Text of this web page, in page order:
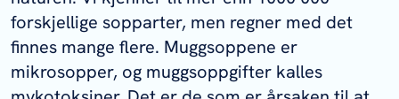
forskjellige sopparter, men regner med det
finnes mange flere. Muggsoppene er
mikrosopper, og muggsoppgifter kalles